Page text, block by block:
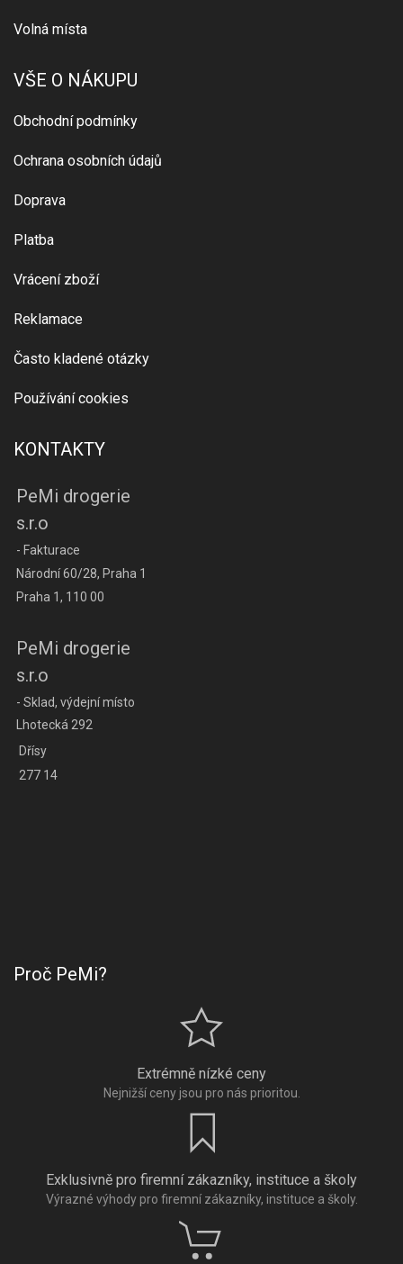
Volná místa
VŠE O NÁKUPU
Obchodní podmínky
Ochrana osobních údajů
Doprava
Platba
Vrácení zboží
Reklamace
Často kladené otázky
Používání cookies
KONTAKTY
PeMi drogerie
s.r.o
- Fakturace
Národní 60/28, Praha 1
Praha 1, 110 00
PeMi drogerie
s.r.o
- Sklad, výdejní místo
Lhotecká 292
Dřísy
277 14
Proč PeMi?
Extrémně nízké ceny
Nejnižší ceny jsou pro nás prioritou.
Exklusivně pro firemní zákazníky, instituce a školy
Výrazné výhody pro firemní zákazníky, instituce a školy.